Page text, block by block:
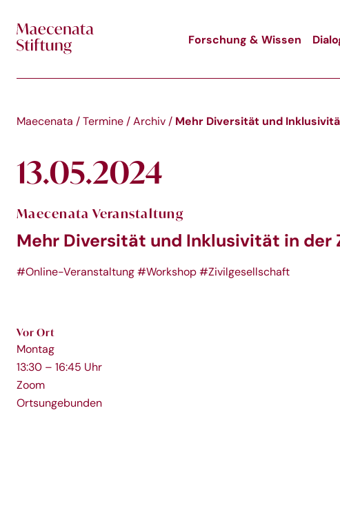
Forschung & Wissen
Maecenata / Termine / Archiv / Mehr Diversität und
13.05.2024
Maecenata Veranstaltung
Mehr Diversität und Inklusivität in der
#Online-Veranstaltung #Workshop #Zivilgesellschaft
Vor Ort
Montag
13:30 – 16:45 Uhr
Zoom
Ortsungebunden